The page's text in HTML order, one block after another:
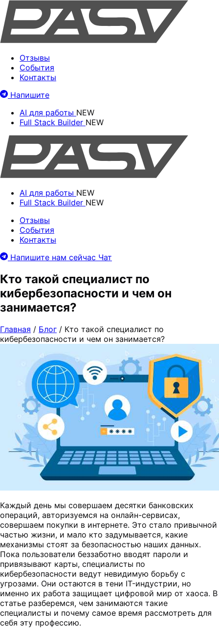
Отзывы
События
Контакты
Напишите
AI для работы NEW
Full Stack Builder NEW
AI для работы NEW
Full Stack Builder NEW
Отзывы
События
Контакты
Напишите нам сейчас Чат
Кто такой специалист по
кибербезопасности и чем он
занимается?
Главная / Блог / Кто такой специалист по
кибербезопасности и чем он занимается?
Каждый день мы совершаем десятки банковских
операций, авторизуемся на онлайн-сервисах,
совершаем покупки в интернете. Это стало привычной
частью жизни, и мало кто задумывается, какие
механизмы стоят за безопасностью наших данных.
Пока пользователи беззаботно вводят пароли и
привязывают карты, специалисты по
кибербезопасности ведут невидимую борьбу с
угрозами. Они остаются в тени IT-индустрии, но
именно их работа защищает цифровой мир от хаоса. В
статье разберемся, чем занимаются такие
специалисты и почему самое время рассмотреть для
себя эту профессию.